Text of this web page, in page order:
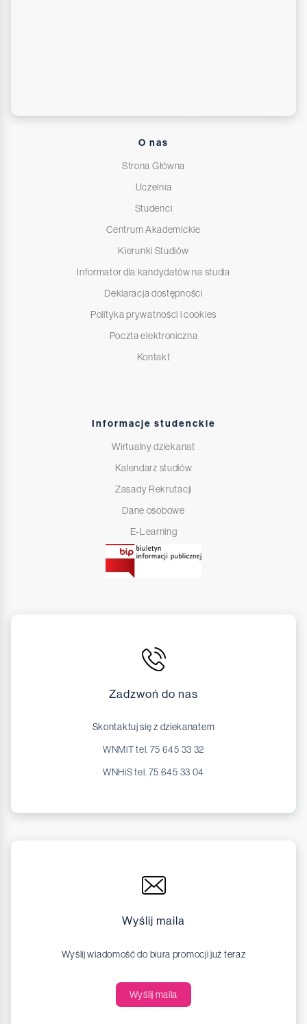
O nas
Strona Główna
Uczelnia
Studenci
Centrum Akademickie
Kierunki Studiów
Informator dla kandydatów na studia
Deklaracja dostępności
Polityka prywatności i cookies
Poczta elektroniczna
Kontakt
Informacje studenckie
Wirtualny dziekanat
Kalendarz studiów
Zasady Rekrutacji
Dane osobowe
E-Learning
Zadzwoń do nas
Skontaktuj się z dziekanatem
WNMiT tel. 75 645 33 32
WNHiS tel. 75 645 33 04
Wyślij maila
Wyślij wiadomość do biura promocji już teraz
Wyślij maila